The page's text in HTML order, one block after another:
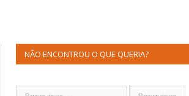
NÃO ENCONTROU O QUE QUERIA?